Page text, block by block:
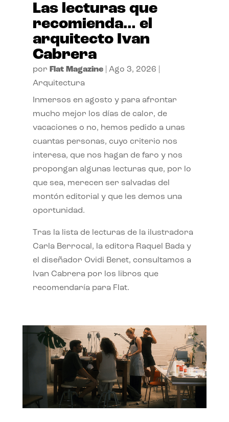
Las lecturas que
recomienda… el
arquitecto Ivan
Cabrera
por Flat Magazine| Ago 3, 2026
Arquitectura
Inmersos en agosto y para afrontar
mucho mejor los días de calor, de
vacaciones o no, hemos pedido a unas
cuantas personas, cuyo criterio nos
interesa, que nos hagan de faro y nos
propongan algunas lecturas que, por lo
que sea, merecen ser salvadas del
montón editorial y que les demos una
oportunidad.
Tras la lista de lecturas de la ilustradora
Carla Berrocal, la editora Raquel Bada y
el diseñador Ovidi Benet, consultamos a
Ivan Cabrera por los libros que
recomendaría para Flat.